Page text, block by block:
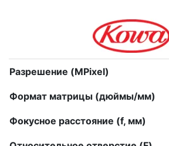
Разрешение (MPixel)
Формат матрицы (дюймы/мм)
Фокусное расстояние (f, мм)